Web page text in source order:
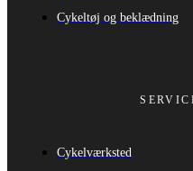
Cykeltøj og beklædning
Cykelværksted